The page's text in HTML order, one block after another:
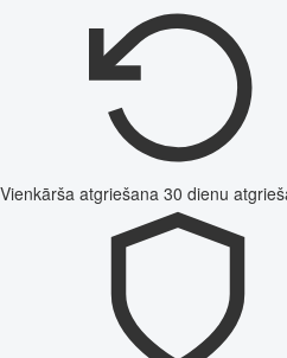
Vienkārša atgriešana 30 dienu